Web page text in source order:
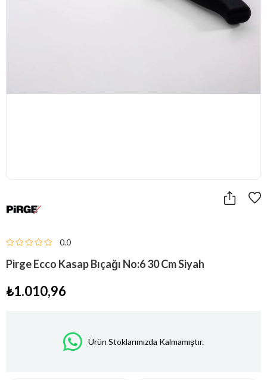
0.0
Pirge Ecco Kasap Bıçağı No:6 30 Cm Siyah
₺1.010,96
Ürün Stoklarımızda Kalmamıştır.